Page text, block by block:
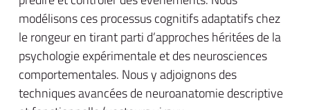
modélisons ces processus cognitifs adaptatifs chez
le rongeur en tirant parti d’approches héritées de la
psychologie expérimentale et des neurosciences
comportementales. Nous y adjoignons des
techniques avancées de neuroanatomie descriptive